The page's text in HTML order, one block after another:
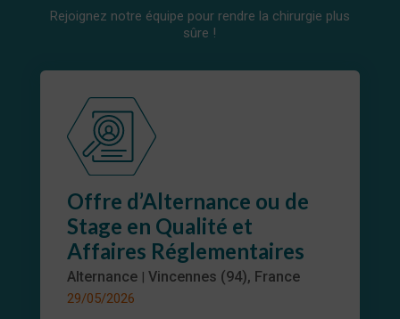
Rejoignez notre équipe pour rendre la chirurgie plus
sûre !
Offre d’Alternance ou de
Stage en Qualité et
Affaires Réglementaires
Alternance | Vincennes (94), France
29/05/2026